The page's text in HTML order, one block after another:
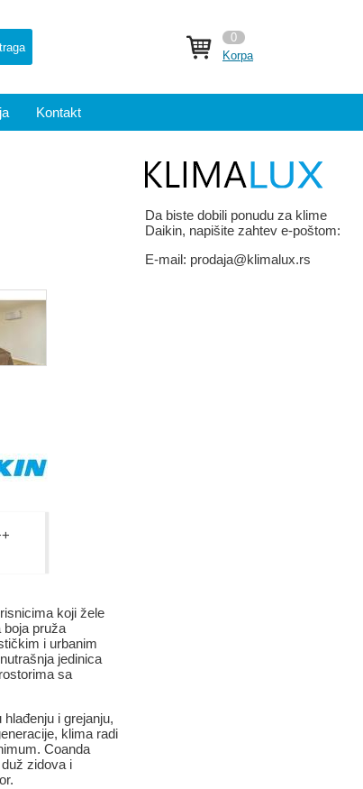
0
Korpa
Kontakt
koji žele
boja pruža
i urbanim
jedinica
sa
hlađenju i grejanju,
klima radi
Coanda
zidova i
Da biste dobili ponudu za klime
Daikin, napišite zahtev e-poštom:
E-mail: prodaja@klimalux.rs